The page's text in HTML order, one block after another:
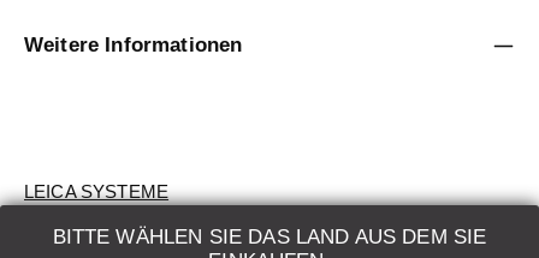
BITTE WÄHLEN SIE DAS LAND AUS DEM SIE
Weitere Informationen
LEICA SYSTEME
BEWERTUNG